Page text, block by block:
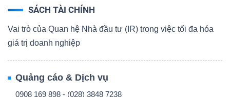
SÁCH TÀI CHÍNH
Vai trò của Quan hệ Nhà đầu tư (IR) trong việc tối đa hóa
giá trị doanh nghiệp
Quảng cáo & Dịch vụ
0908 169 898 - (028) 3848 7238